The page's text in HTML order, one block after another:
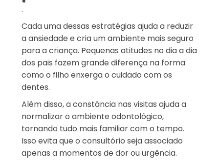
.
Cada uma dessas estratégias ajuda a reduzir
a ansiedade e cria um ambiente mais seguro
para a criança. Pequenas atitudes no dia a dia
dos pais fazem grande diferença na forma
como o filho enxerga o cuidado com os
dentes.
Além disso, a constância nas visitas ajuda a
normalizar o ambiente odontológico,
tornando tudo mais familiar com o tempo.
Isso evita que o consultório seja associado
apenas a momentos de dor ou urgência.